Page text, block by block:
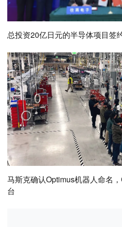
总投资20亿日元的半导体项目签
马斯克确认Optimus机器人命名
台